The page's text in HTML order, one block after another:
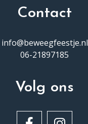
Contact
info@beweegfeestje.nl
06-21897185
Volg ons